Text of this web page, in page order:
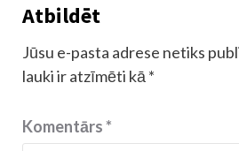
Atbildēt
Jūsu e-pasta adrese netiks
lauki ir atzīmēti kā *
Komentārs*